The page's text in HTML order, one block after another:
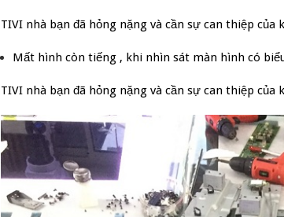
TIVI nhà bạn đã hỏng nặng và cần sự can thiệp
Mất hình còn tiếng , khi nhìn sát màn hình có
TIVI nhà bạn đã hỏng nặng và cần sự can thiệp